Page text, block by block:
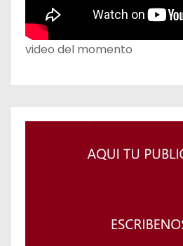
video del momento